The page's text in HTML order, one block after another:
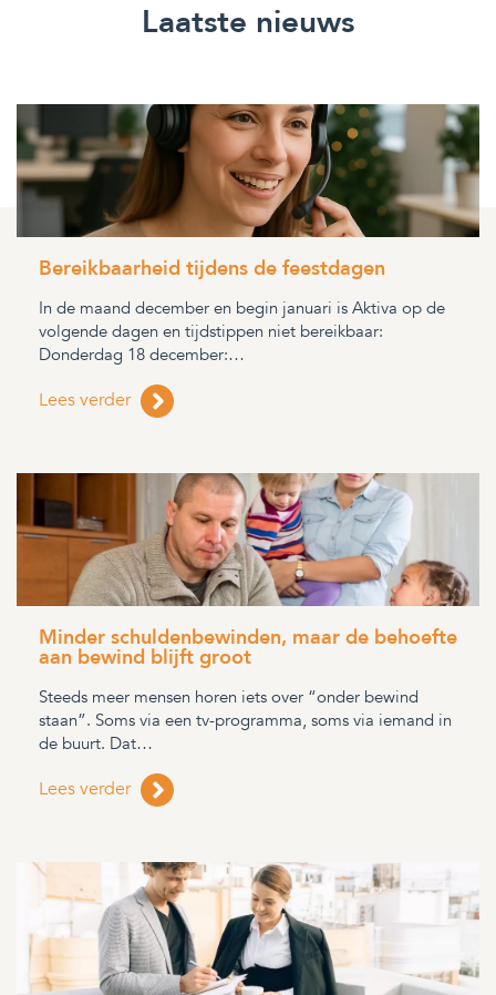
Laatste nieuws
Bereikbaarheid tijdens de feestdagen
In de maand december en begin januari is Aktiva op de
volgende dagen en tijdstippen niet bereikbaar:
Donderdag 18 december:…
Lees verder
Minder schuldenbewinden, maar de behoefte
aan bewind blijft groot
Steeds meer mensen horen iets over “onder bewind
staan”. Soms via een tv-programma, soms via iemand in
de buurt. Dat…
Lees verder